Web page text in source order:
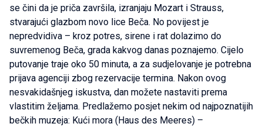
se čini da je priča završila, izranjaju Mozart i Strauss,
stvarajući glazbom novo lice Beča. No povijest je
nepredvidiva – kroz potres, sirene i rat dolazimo do
suvremenog Beča, grada kakvog danas poznajemo. Cijelo
putovanje traje oko 50 minuta, a za sudjelovanje je potrebna
prijava agenciji zbog rezervacije termina. Nakon ovog
nesvakidašnjeg iskustva, dan možete nastaviti prema
vlastitim željama. Predlažemo posjet nekim od najpoznatijih
bečkih muzeja: Kući mora (Haus des Meeres) –